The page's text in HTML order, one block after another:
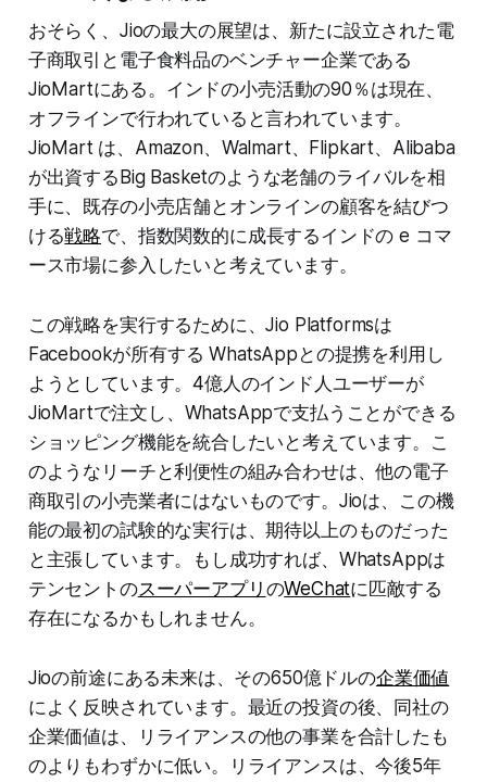
おそらく、Jioの最大の展望は、新たに設立された電
子商取引と電子食料品のベンチャー企業である
JioMartにある。インドの小売活動の90％は現在、
オフラインで行われていると言われています。
JioMart は、Amazon、Walmart、Flipkart、Alibaba
が出資するBig Basketのような老舗のライバルを相
手に、既存の小売店舗とオンラインの顧客を結びつ
ける戦略で、指数関数的に成長するインドの e コマ
ース市場に参入したいと考えています。
この戦略を実行するために、Jio Platformsは
Facebookが所有する WhatsAppとの提携を利用し
ようとしています。4億人のインド人ユーザーが
JioMartで注文し、WhatsAppで支払うことができる
ショッピング機能を統合したいと考えています。こ
のようなリーチと利便性の組み合わせは、他の電子
商取引の小売業者にはないものです。Jioは、この機
能の最初の試験的な実行は、期待以上のものだった
と主張しています。もし成功すれば、WhatsAppは
テンセントのスーパーアプリ のWeChatに匹敵する
存在になるかもしれません。
Jioの前途にある未来は、その650億ドルの企業価値
によく反映されています。最近の投資の後、同社の
企業価値は、リライアンスの他の事業を合計したも
のよりもわずかに低い。リライアンスは、今後5年